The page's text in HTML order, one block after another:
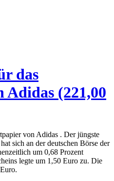
das
(221,00
von Adidas . Der jüngste
sich an der deutschen Börse der
um 0,68 Prozent
legte um 1,50 Euro zu. Die